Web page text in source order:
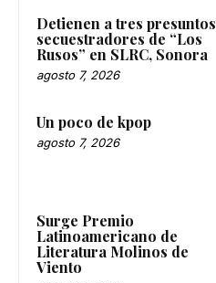
Detienen a tres presuntos
secuestradores de “Los
Rusos” en SLRC, Sonora
agosto 7, 2026
Un poco de kpop
agosto 7, 2026
Surge Premio
Latinoamericano de
Literatura Molinos de
Viento